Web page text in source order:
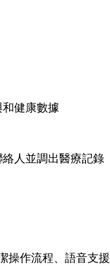
健康數據
人並調出醫療記錄
操作流程、語音支援